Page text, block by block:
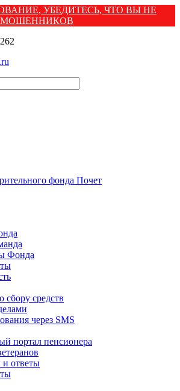
УБЕДИТЕСЬ, ЧТО ВЫ НЕ
МОШЕННИКОВ
Фонда
сбору средств
через SMS
портал пенсионера
ответы